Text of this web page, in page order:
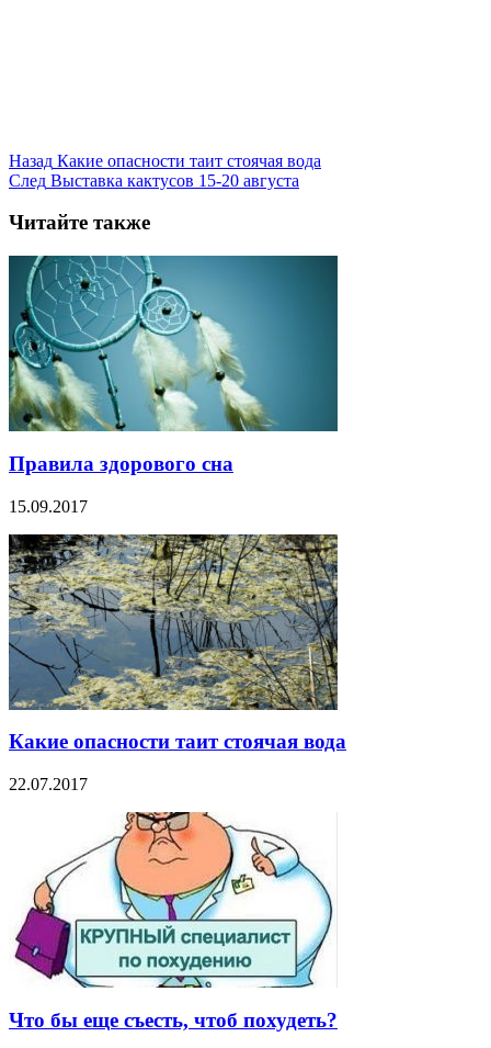
Назад Какие опасности таит стоячая вода
След Выставка кактусов 15-20 августа
Читайте также
Правила здорового сна
15.09.2017
Какие опасности таит стоячая вода
22.07.2017
Что бы еще съесть, чтоб похудеть?